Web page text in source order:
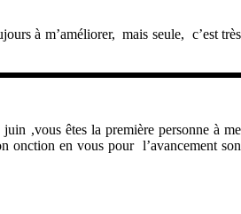
à m’améliorer, mais seule, c’est très
,vous êtes la première personne à me
onction en vous pour l’avancement son